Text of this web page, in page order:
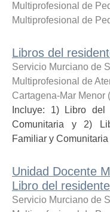
Multiprofesional de
Multiprofesional de
Libros del
Servicio Murciano de
Multiprofesional de
Cartagena-Mar Menor (
Incluye: 1) Libro
Comunitaria y 2)
Familiar y Comunitaria
Unidad Docente
Libro del
Servicio Murciano de